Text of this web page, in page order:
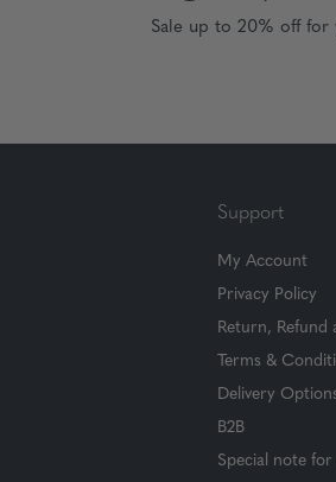
Sale up to 20% off
Support
My Account
Privacy Policy
Return, Refund
Terms &
Delivery
B2B
Special note